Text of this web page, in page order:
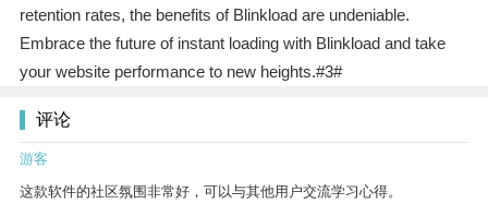
retention rates, the benefits of Blinkload are undeniable.
Embrace the future of instant loading with Blinkload and take
your website performance to new heights.#3#
评论
游客
这款软件的社区氛围非常好，可以与其他用户交流学习心得。